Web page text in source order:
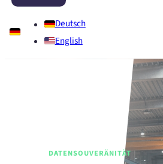
Deutsch
English
DATENSOUVERÄNITÄT